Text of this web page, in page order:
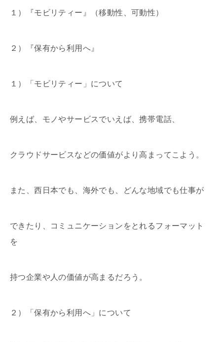
１）『モビリティー』（移動性、可動性）
２）『保有から利用へ』
１）「モビリティー」について
例えば、モノやサービスでいえば、携帯電話、
クラウドサービスなどの価値がより高まってこよう。
また、西日本でも、海外でも、どんな地域でも仕事が
できたり、コミュニケーションをとれるフォーマット
を
持つ企業や人の価値が高まるだろう。
２）「保有から利用へ」について